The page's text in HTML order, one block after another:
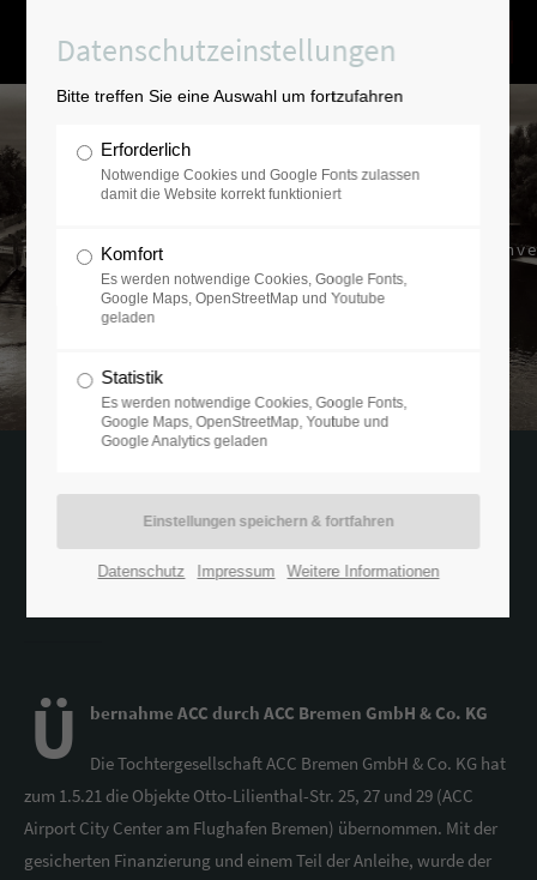
Ausgesucht-verantwortungsvolle
01.05.2021 09:20 von Ramfort
Ü bernahme ACC durch ACC Bremen GmbH & Co. KG
Die Tochtergesellschaft ACC Bremen GmbH & Co. KG hat
zum 1.5.21 die Objekte Otto-Lilienthal-Str. 25, 27 und 29 (ACC
Airport City Center am Flughafen Bremen) übernommen. Mit der
gesicherten Finanzierung und einem Teil der Anleihe, wurde der
Datenschutzeinstellungen
Bitte treffen Sie eine Auswahl um fortzufahren
Erforderlich
Notwendige Cookies und Google Fonts zulassen
damit die Website korrekt funktioniert
Komfort
Es werden notwendige Cookies, Google Fonts,
Google Maps, OpenStreetMap und Youtube
geladen
Statistik
Es werden notwendige Cookies, Google Fonts,
Google Maps, OpenStreetMap, Youtube und
Google Analytics geladen
Datenschutz Impressum Weitere Informationen